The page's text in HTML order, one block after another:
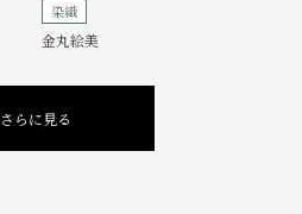
染織
金丸絵美
さらに見る